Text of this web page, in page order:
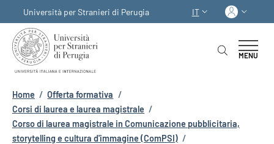
Università per Stranieri di Perugia
SELETTORE LINGUA:
IT
MENU
Briciole di pane
Home / Offerta formativa /
Corsi di laurea e laurea magistrale /
Corso di laurea magistrale in Comunicazione pubblicitaria,
storytelling e cultura d'immagine (ComPSI) /